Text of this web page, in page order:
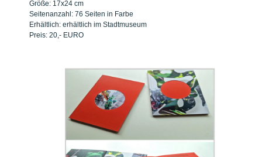
Größe: 17x24 cm
Seitenanzahl: 76 Seiten in Farbe
Erhältlich: erhältlich im Stadtmuseum
Preis: 20,- EURO